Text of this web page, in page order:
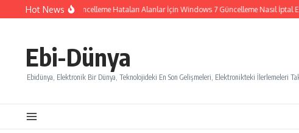
İçeriğe atlaHot News
Windows 7 Güncelleme Hataları Alanlar İçin Windows 7 Güncelleme Nasıl İptal
Ebi-Dünya
Ebidünya, Elektronik Bir Dünya, Teknolojideki En Son Gelişmeleri, Elektronikteki İlerlemeleri